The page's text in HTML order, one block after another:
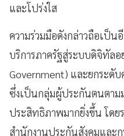
และโปร่งใส
ความร่วมมือดังกล่าวถือเป็น
บริการภาครัฐสู่ระบบดิจิทัล
Government) และยกระดั
ซึ่งเป็นกลุ่มผู้ประกันตนตาม
ประสิทธิภาพมากยิ่งขึ้น โดย
สำนักงานประกันสังคมและ